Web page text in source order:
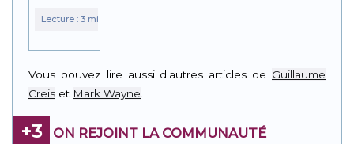
Vous pouvez lire aussi d'autres articles de Guillaume
Creis et Mark Wayne.
+3 ON REJOINT LA COMMUNAUTÉ